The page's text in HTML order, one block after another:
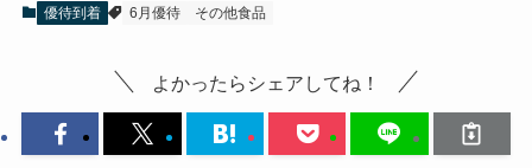
優待到着 6月優待 その他食品
よかったらシェアしてね！